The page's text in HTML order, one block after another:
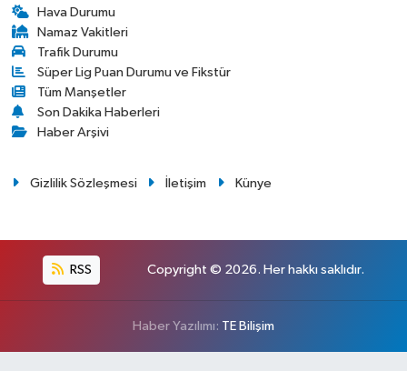
Hava Durumu
Namaz Vakitleri
Trafik Durumu
Süper Lig Puan Durumu ve Fikstür
Tüm Manşetler
Son Dakika Haberleri
Haber Arşivi
Gizlilik Sözleşmesi İletişim Künye
RSS Copyright © 2026. Her hakkı saklıdır.
Haber Yazılımı: TE Bilişim